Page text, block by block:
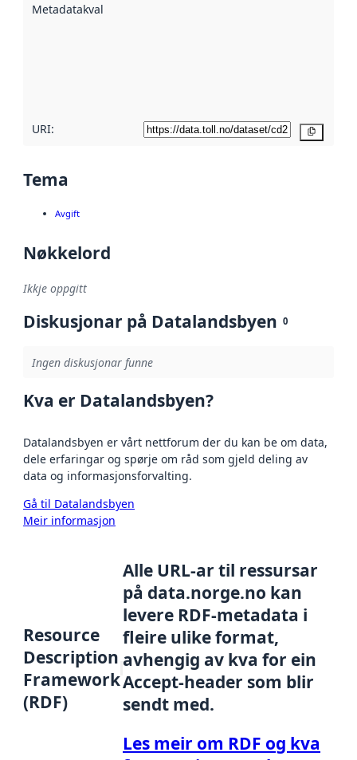
Metadatakvalitet
URI:
Tema
Avgift
Nøkkelord
Ikkje oppgitt
Diskusjonar på Datalandsbyen 0
Ingen diskusjonar funne
Kva er Datalandsbyen?
Datalandsbyen er vårt nettforum der du kan be om data,
dele erfaringar og spørje om råd som gjeld deling av
data og informasjonsforvalting.
Gå til Datalandsbyen
Meir informasjon
Resource
Description
Framework
(RDF)
Alle URL-ar til ressursar
på data.norge.no kan
levere RDF-metadata i
fleire ulike format,
avhengig av kva for ein
Accept-header som blir
sendt med.
Les meir om RDF og kva